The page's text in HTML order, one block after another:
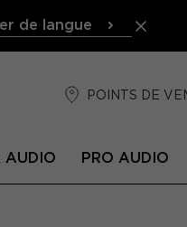
de langue
POINTS DE
AUDIO PRO AUDIO